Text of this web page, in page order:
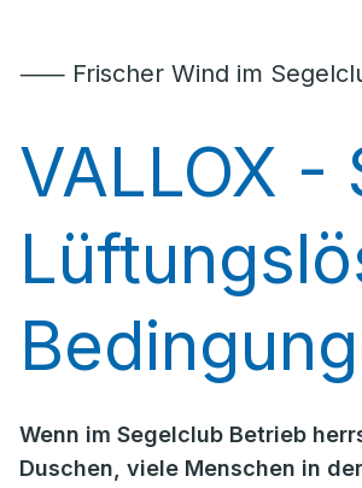
⸺ Frischer Wind im
VALLOX -
Wenn im Segelclub Betrieb
Duschen, viele Menschen in